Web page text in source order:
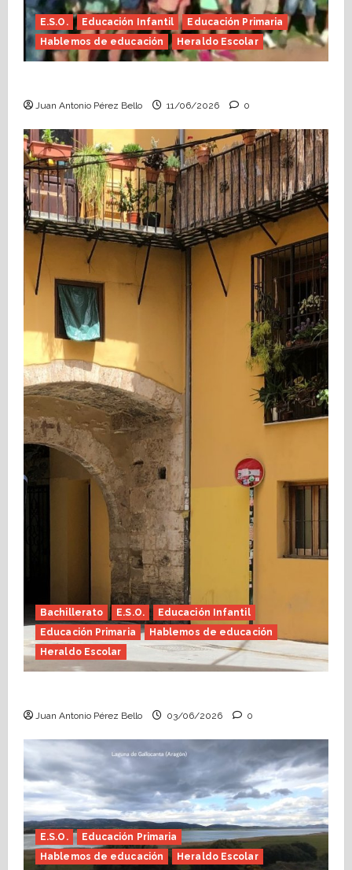
E.S.O. Educación Infantil
Educación Primaria
Hablemos de educación
Heraldo Escolar
Juan Antonio Pérez Bello 11/06/2026 0
Bachillerato E.S.O.
Educación Infantil
Educación Primaria
Hablemos de educación
Heraldo Escolar
Juan Antonio Pérez Bello 03/06/2026 0
E.S.O.
Educación Primaria
Hablemos de educación
Heraldo Escolar